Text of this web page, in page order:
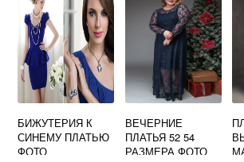
БИЖУТЕРИЯ К
СИНЕМУ ПЛАТЬЮ
ФОТО
ВЕЧЕРНИЕ
ПЛАТЬЯ 52 54
РАЗМЕРА ФОТО